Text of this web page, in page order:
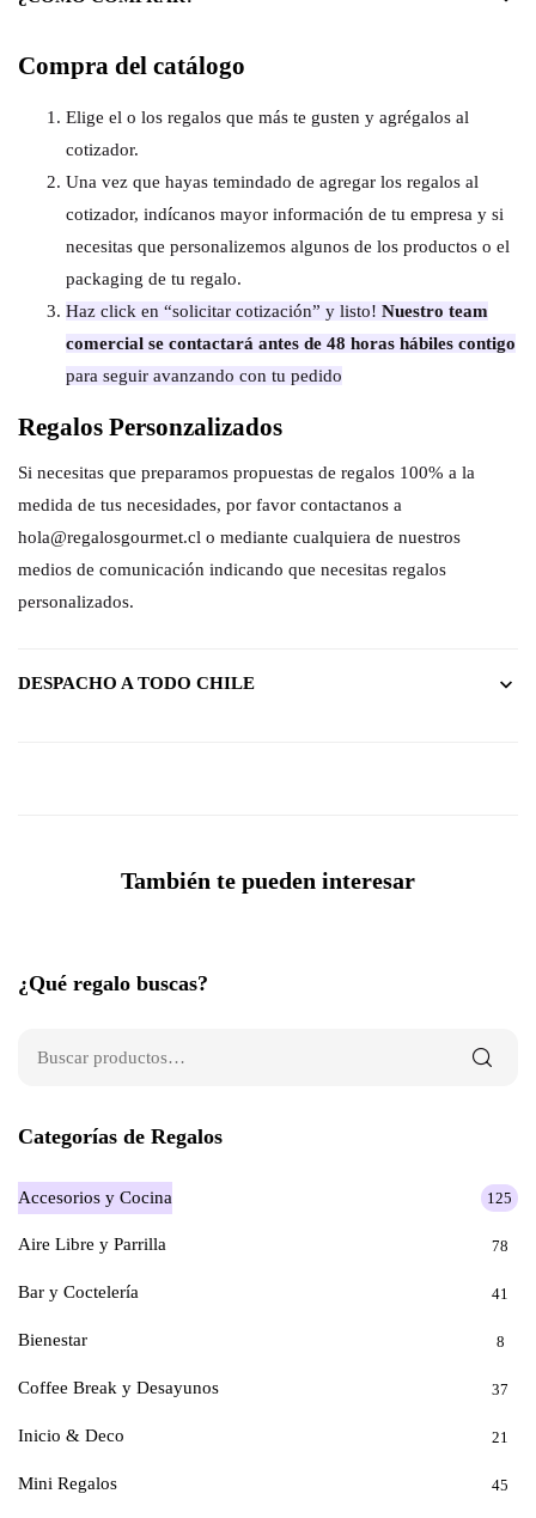
Compra del catálogo
Elige el o los regalos que más te gusten y agrégalos al
cotizador.
Una vez que hayas temindado de agregar los regalos al
cotizador, indícanos mayor información de tu empresa y si
necesitas que personalizemos algunos de los productos o el
packaging de tu regalo.
Haz click en “solicitar cotización” y listo! Nuestro team
comercial se contactará antes de 48 horas hábiles contigo
para seguir avanzando con tu pedido
Regalos Personzalizados
Si necesitas que preparamos propuestas de regalos 100% a la
medida de tus necesidades, por favor contactanos a
hola@regalosgourmet.cl o mediante cualquiera de nuestros
medios de comunicación indicando que necesitas regalos
personalizados.
DESPACHO A TODO CHILE
También te pueden interesar
¿Qué regalo buscas?
Categorías de Regalos
Accesorios y Cocina 125
Aire Libre y Parrilla 78
Bar y Coctelería 41
Bienestar 8
Coffee Break y Desayunos 37
Inicio & Deco 21
Mini Regalos 45